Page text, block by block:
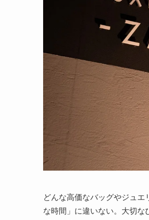
どんな高価なバッグやジュ
な時間」に違いない。大切